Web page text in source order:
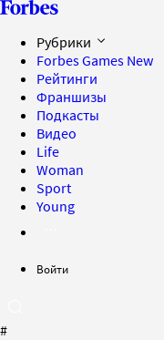
Рубрики
Forbes Games New
Рейтинги
Франшизы
Подкасты
Видео
Life
Woman
Sport
Young
Войти
#